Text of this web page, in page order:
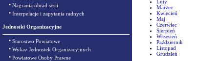
• Nagrania obrad sesji
• Interpelacje i zapytania radnych
Jednostki Organizacyjne
• Starostwo Powiatowe
• Wykaz Jednostek Organizacyjnych
• Powiatowe Osoby Prawne
Luty
Marzec
Kwiecień
Maj
Czerwiec
Sierpień
Wrzesień
Październik
Listopad
Grudzień